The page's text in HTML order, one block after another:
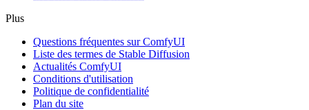
Plus
Questions fréquentes sur ComfyUI
Liste des termes de Stable Diffusion
Actualités ComfyUI
Conditions d'utilisation
Politique de confidentialité
Plan du site